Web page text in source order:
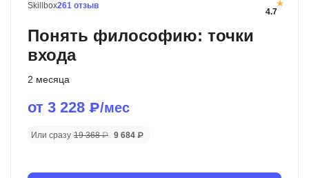
Понять философию: точки
входа
Skillbox
4.7
261 отзыв
от 3 228 ₽/мес
Или сразу 19 368 ₽ 9 684 ₽
2 месяца